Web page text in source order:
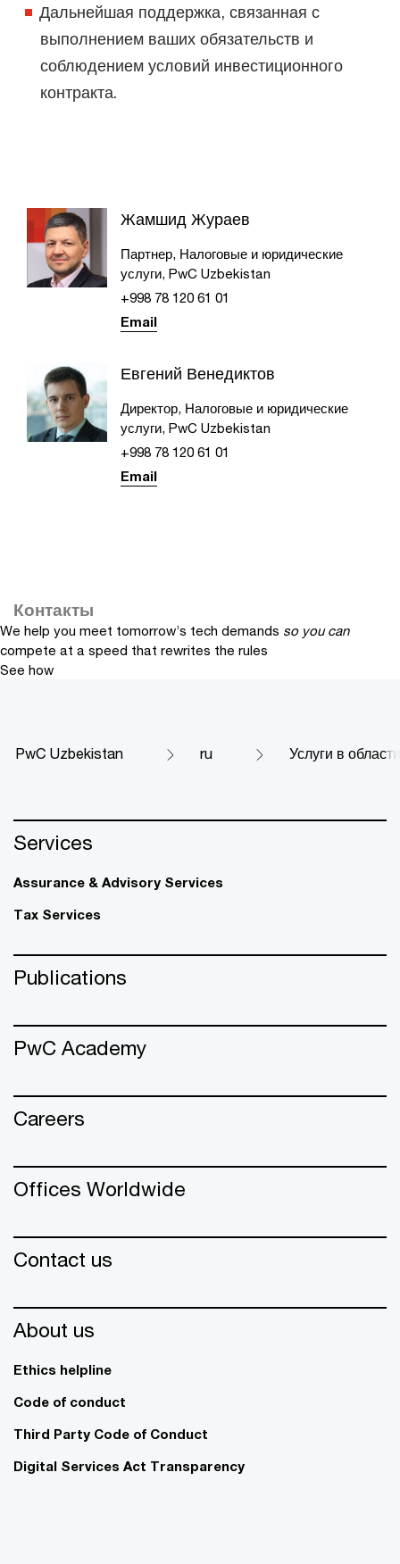
Дальнейшая поддержка, связанная с
выполнением ваших обязательств и
соблюдением условий инвестиционного
контракта.
Жамшид Жураев
Партнер, Налоговые и юридические
услуги, PwC Uzbekistan
+998 78 120 61 01
Email
Евгений Венедиктов
Директор, Налоговые и юридические
услуги, PwC Uzbekistan
+998 78 120 61 01
Email
Контакты
We help you meet tomorrow’s tech demands so you can
compete at a speed that rewrites the rules
See how
PwC Uzbekistan ru Услуги в
Services
Assurance & Advisory Services
Tax Services
Publications
PwC Academy
Careers
Offices Worldwide
Contact us
About us
Ethics helpline
Code of conduct
Third Party Code of Conduct
Digital Services Act Transparency